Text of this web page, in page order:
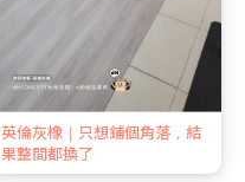
英倫灰橡｜只想鋪個角落，結
果整間都換了